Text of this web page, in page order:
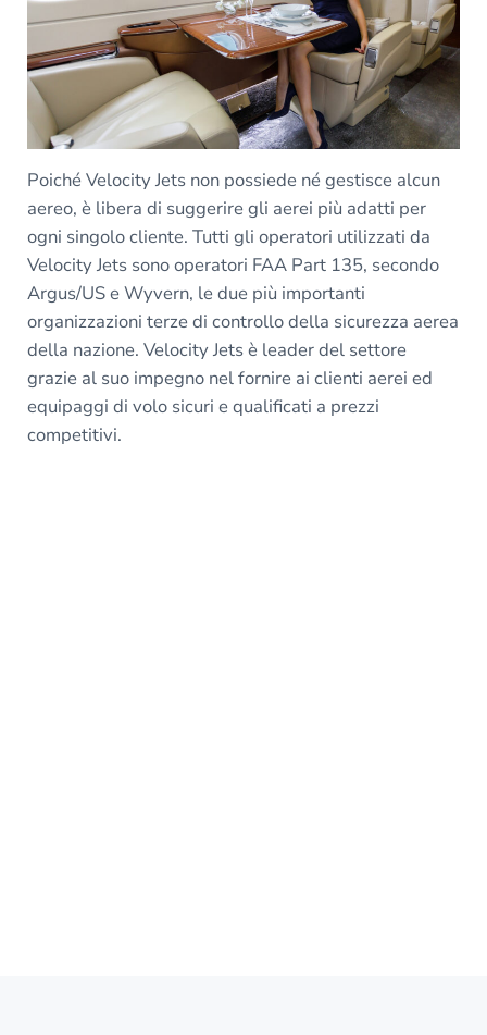
Poiché Velocity Jets non possiede né gestisce alcun
aereo, è libera di suggerire gli aerei più adatti per
ogni singolo cliente. Tutti gli operatori utilizzati da
Velocity Jets sono operatori FAA Part 135, secondo
Argus/US e Wyvern, le due più importanti
organizzazioni terze di controllo della sicurezza aerea
della nazione. Velocity Jets è leader del settore
grazie al suo impegno nel fornire ai clienti aerei ed
equipaggi di volo sicuri e qualificati a prezzi
competitivi.